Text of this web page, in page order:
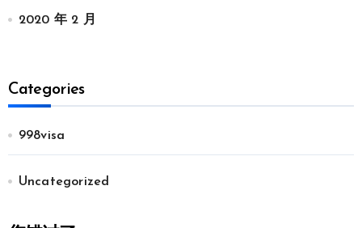
2020 年 2 月
Categories
998visa
Uncategorized